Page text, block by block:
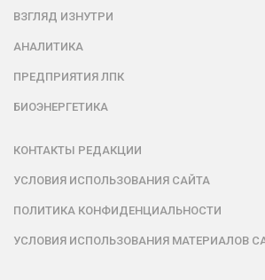
ВЗГЛЯД ИЗНУТРИ
АНАЛИТИКА
ПРЕДПРИЯТИЯ ЛПК
БИОЭНЕРГЕТИКА
КОНТАКТЫ РЕДАКЦИИ
УСЛОВИЯ ИСПОЛЬЗОВАНИЯ САЙТА
ПОЛИТИКА КОНФИДЕНЦИАЛЬНОСТИ
УСЛОВИЯ ИСПОЛЬЗОВАНИЯ МАТЕРИАЛОВ